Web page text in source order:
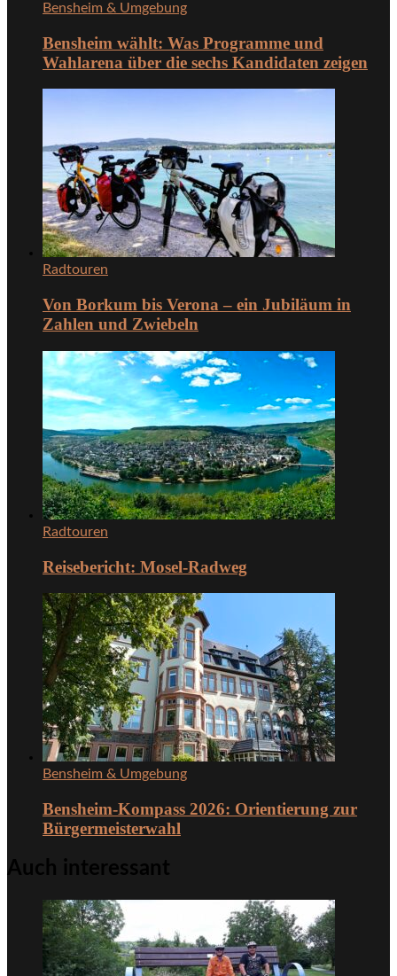
Bensheim & Umgebung
Bensheim wählt: Was Programme und
Wahlarena über die sechs Kandidaten zeigen
Radtouren
Von Borkum bis Verona – ein Jubiläum in
Zahlen und Zwiebeln
Radtouren
Reisebericht: Mosel-Radweg
Bensheim & Umgebung
Bensheim-Kompass 2026: Orientierung zur
Bürgermeisterwahl
Auch interessant